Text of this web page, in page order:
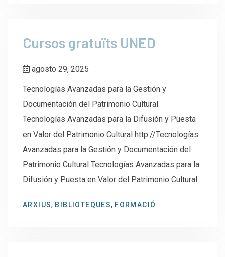
Cursos gratuïts UNED
agosto 29, 2025
Tecnologías Avanzadas para la Gestión y
Documentación del Patrimonio Cultural
Tecnologías Avanzadas para la Difusión y Puesta
en Valor del Patrimonio Cultural http://Tecnologías
Avanzadas para la Gestión y Documentación del
Patrimonio Cultural Tecnologías Avanzadas para la
Difusión y Puesta en Valor del Patrimonio Cultural
ARXIUS, BIBLIOTEQUES, FORMACIÓ